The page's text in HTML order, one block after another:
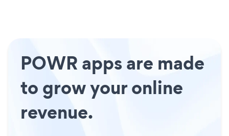
POWR apps are made
to grow your online
revenue.